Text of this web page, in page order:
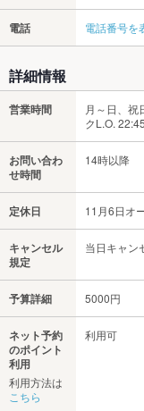
電話 電話番号を
詳細情報
営業時間
月～日、祝
クL.O. 22:45
お問い合わ
せ時間
14時以降
定休日 11月6日オ
キャンセル
規定
当日キャン
予算詳細 5000円
ネット予約
のポイント
利用
利用方法は
こちら
利用可